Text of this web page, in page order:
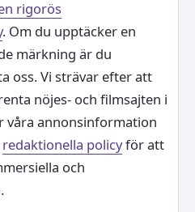
rigorös
. Om du upptäcker en
märkning är du
oss. Vi strävar efter att
nöjes- och filmsajten i
våra annonsinformation
redaktionella policyför att
och